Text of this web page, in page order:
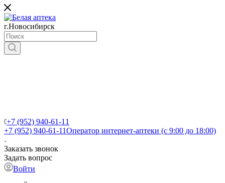
г.Новосибирск
+7 (952) 940-61-11
+7 (952) 940-61-11Оператор интернет-аптеки (с 9:00 до 18:00)
Заказать звонок
Задать вопрос
Войти